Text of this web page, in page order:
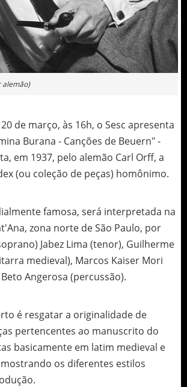
alemão)
de março, às 16h, o Sesc apresenta
Burana - Canções de Beuern" -
em 1937, pelo alemão Carl Orff, a
(ou coleção de peças) homônimo.
famosa, será interpretada na
zona norte de São Paulo, por
Jabez Lima (tenor), Guilherme
medieval), Marcos Kaiser Mori
Angerosa (percussão).
é resgatar a originalidade de
pertencentes ao manuscrito do
basicamente em latim medieval e
os diferentes estilos